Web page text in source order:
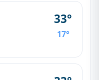
33°
17°